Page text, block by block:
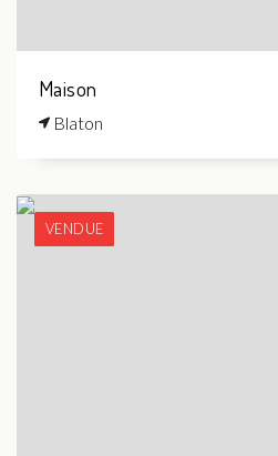
Maison
Blaton
VENDUE